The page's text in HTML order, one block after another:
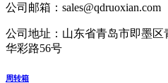
公司邮箱： sales@qdruoxian.com
公司地址： 山东省青岛市即墨
华彩路56号
周转箱